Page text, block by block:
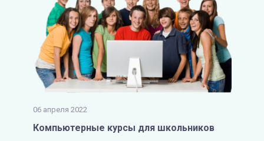
06 апреля 2022
Компьютерные курсы для школьников